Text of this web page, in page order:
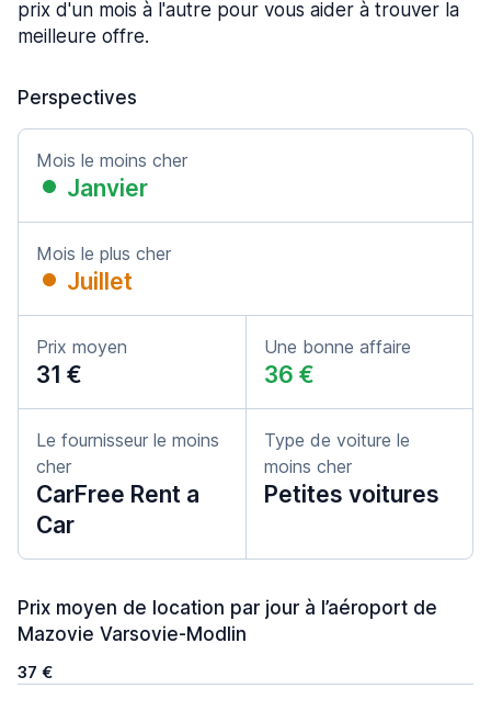
prix d'un mois à l'autre pour vous aider à trouver la
meilleure offre.
Perspectives
Mois le moins cher
Janvier
Mois le plus cher
Juillet
Prix moyen
31 €
Une bonne affaire
36 €
Le fournisseur le moins
cher
CarFree Rent a
Car
Type de voiture le
moins cher
Petites voitures
Prix moyen de location par jour à l’aéroport de
Mazovie Varsovie-Modlin
37 €